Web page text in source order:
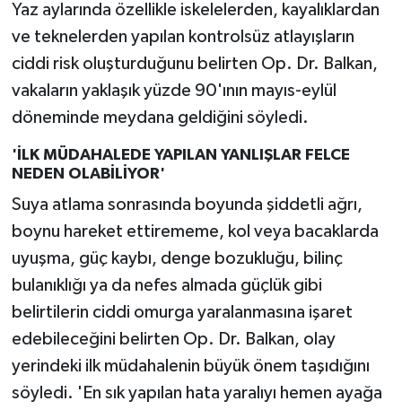
Yaz aylarında özellikle iskelelerden, kayalıklardan
ve teknelerden yapılan kontrolsüz atlayışların
ciddi risk oluşturduğunu belirten Op. Dr. Balkan,
vakaların yaklaşık yüzde 90'ının mayıs-eylül
döneminde meydana geldiğini söyledi.
'İLK MÜDAHALEDE YAPILAN YANLIŞLAR FELCE
NEDEN OLABİLİYOR'
Suya atlama sonrasında boyunda şiddetli ağrı,
boynu hareket ettirememe, kol veya bacaklarda
uyuşma, güç kaybı, denge bozukluğu, bilinç
bulanıklığı ya da nefes almada güçlük gibi
belirtilerin ciddi omurga yaralanmasına işaret
edebileceğini belirten Op. Dr. Balkan, olay
yerindeki ilk müdahalenin büyük önem taşıdığını
söyledi. 'En sık yapılan hata yaralıyı hemen ayağa